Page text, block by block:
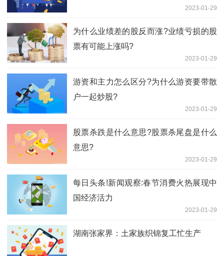
2023-01-29
为什么业绩差的股反而涨?业绩亏损的股
票有可能上涨吗?
2023-01-29
游资和主力怎么区分?为什么游资要带散
户一起炒股?
2023-01-29
股票杀跌是什么意思?股票杀尾盘是什么
意思?
2023-01-29
每日头条!新闻观察:春节消费火热展现中
国经济活力
2023-01-29
湖南张家界：土家族织锦复工忙生产